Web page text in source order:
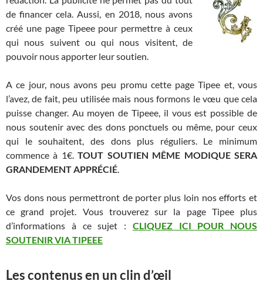
de financer cela. Aussi, en 2018, nous avons
créé une page Tipeee pour permettre à ceux
qui nous suivent ou qui nous visitent, de
pouvoir nous apporter leur soutien.
A ce jour, nous avons peu promu cette page Tipee et, vous
l’avez, de fait, peu utilisée mais nous formons le vœu que cela
puisse changer. Au moyen de Tipeee, il vous est possible de
nous soutenir avec des dons ponctuels ou même, pour ceux
qui le souhaitent, des dons plus réguliers. Le minimum
commence à 1€.TOUT SOUTIEN MÊME MODIQUE SERA
GRANDEMENT APPRÉCIÉ.
Vos dons nous permettront de porter plus loin nos efforts et
ce grand projet. Vous trouverez sur la page Tipee plus
d’informations à ce sujet : CLIQUEZ ICI POUR NOUS
SOUTENIR VIA TIPEEE
Les contenus en un clin d’œil